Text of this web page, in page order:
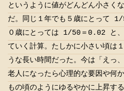
というように値がどんどん小さく
だ。同じ１年でも５歳にとって
０歳にとっては 1/50＝0.02 と、
ていく計算。たしかに小さい頃は
うな長い時間だった。今は「えっ
老人になったら心理的な要因や何
もの頃のようにゆるやかに上昇す